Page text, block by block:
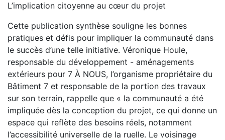
L’implication citoyenne au cœur du projet
Cette publication synthèse souligne les bonnes
pratiques et défis pour impliquer la communauté dans
le succès d’une telle initiative. Véronique Houle,
responsable du développement - aménagements
extérieurs pour 7 À NOUS, l’organisme propriétaire du
Bâtiment 7 et responsable de la portion des travaux
sur son terrain, rappelle que « la communauté a été
impliquée dès la conception du projet, ce qui donne un
espace qui reflète des besoins réels, notamment
l’accessibilité universelle de la ruelle. Le voisinage